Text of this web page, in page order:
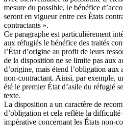
mesure du possible, le bénéfice
seront en vigueur entre ces États
contractants ».
Ce paragraphe est particulièrement
aux réfugiés le bénéfice des traités
l’État d’origine au profit de leurs
de la disposition ne se limite pas aux
d’origine, mais étend l’obligation aux
non-contractant. Ainsi, par exemple,
été le premier État d’asile du réfugié
texte.
La disposition a un caractère de
d’obligation et cela reflète la difficulté
impérative concernant les États non-